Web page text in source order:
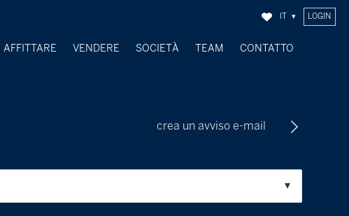
LOGIN
AFFITTARE VENDERE
SOCIETÀ
TEAM CONTATTO
crea un avviso e-mail